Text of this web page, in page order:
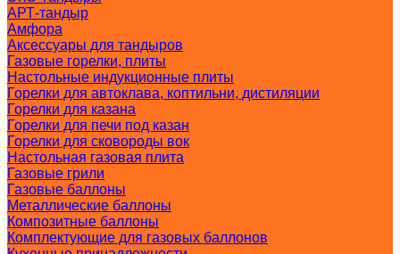
АРТ-тандыр
Амфора
Аксессуары для тандыров
Газовые горелки, плиты
Настольные индукционные плиты
Горелки для автоклава, коптильни, дистиляции
Горелки для казана
Горелки для печи под казан
Горелки для сковороды вок
Настольная газовая плита
Газовые грили
Газовые баллоны
Металлические баллоны
Композитные баллоны
Комплектующие для газовых баллонов